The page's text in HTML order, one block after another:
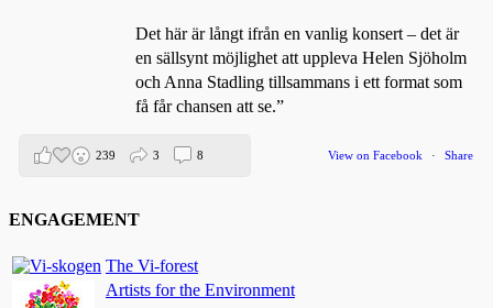
Det här är långt ifrån en vanlig konsert – det är
en sällsynt möjlighet att uppleva Helen Sjöholm
och Anna Stadling tillsammans i ett format som
få får chansen att se.”
View on Facebook · Share
239 3 8
Den 5 juni blir det skön konsert med Nimbus på
ENGAGEMENT
The Vi-forest
Artists for the Environment